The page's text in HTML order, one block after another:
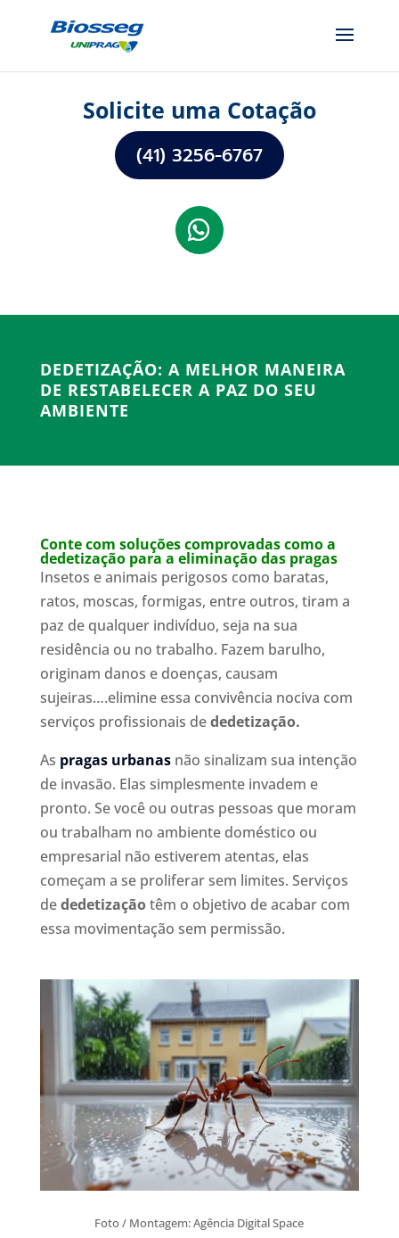
Solicite uma Cotação
(41) 3256-6767
DEDETIZAÇÃO: A MELHOR MANEIRA
DE RESTABELECER A PAZ DO SEU
AMBIENTE
Conte com soluções comprovadas como a
dedetização para a eliminação das pragas
Insetos e animais perigosos como baratas,
ratos, moscas, formigas, entre outros, tiram a
paz de qualquer indivíduo, seja na sua
residência ou no trabalho. Fazem barulho,
originam danos e doenças, causam
sujeiras….elimine essa convivência nociva com
serviços profissionais dededetização.
As pragas urbanasnão sinalizam sua intenção
de invasão. Elas simplesmente invadem e
pronto. Se você ou outras pessoas que moram
ou trabalham no ambiente doméstico ou
empresarial não estiverem atentas, elas
começam a se proliferar sem limites. Serviços
dededetizaçãotêm o objetivo de acabar com
essa movimentação sem permissão.
Foto / Montagem: Agência Digital Space